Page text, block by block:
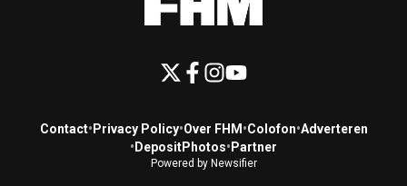
Contact• Privacy Policy•Over FHM •Colofon•Adverteren
• DepositPhotos• Partner
Powered by Newsifier